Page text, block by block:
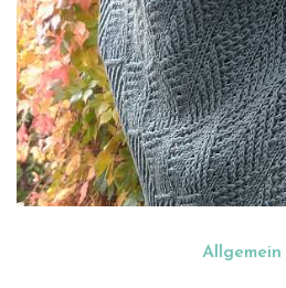
Allgemein